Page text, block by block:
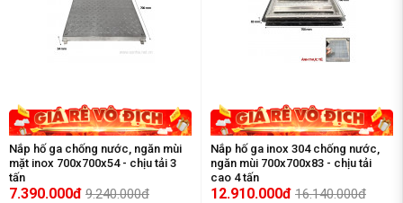
Nắp hố ga chống nước, ngăn mùi
mặt inox 700x700x54 - chịu tải 3
tấn
7.390.000đ 9.240.000đ
Nắp hố ga inox 304 chống nước,
ngăn mùi 700x700x83 - chịu tải
cao 4 tấn
12.910.000đ 16.140.000đ